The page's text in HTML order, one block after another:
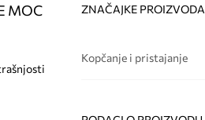
MOC
ZNAČAJKE PROIZVODA
Kopčanje i pristajanje